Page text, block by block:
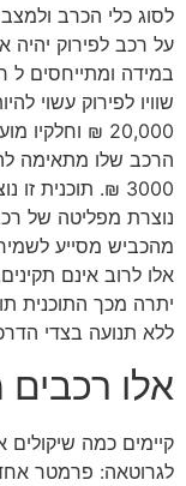
לסוג כלי הכרב
על רכב לפירוק
שוויו לפירוק עשוי
20,000 ₪
הרכב שלו מתאימה
3000 ₪.
נוצרת מפליטה של
מהכביש מסייע
אלו לרוב אינם
יתרה מכך התוכנית
ללא תנועה בצדי
אלו
קיימים כמה
לגרוטאה: פרמטר